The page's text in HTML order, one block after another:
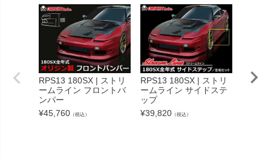
RPS13 180SX | ストリ
ームライン フロントバ
ンパー
¥45,760 （税込）
RPS13 180SX | ストリ
ームライン サイドステ
ップ
¥39,820 （税込）